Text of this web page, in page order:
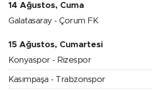
14 Ağustos, Cuma
Galatasaray - Çorum FK
15 Ağustos, Cumartesi
Konyaspor - Rizespor
Kasımpaşa - Trabzonspor